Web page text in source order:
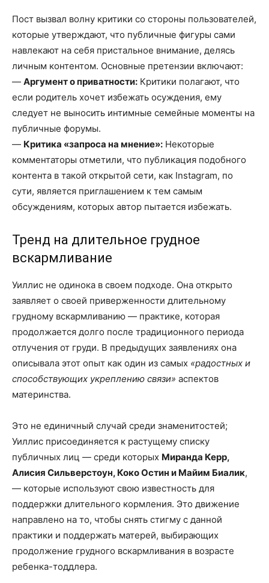
Пост вызвал волну критики со стороны пользователей,
которые утверждают, что публичные фигуры сами
навлекают на себя пристальное внимание, делясь
личным контентом. Основные претензии включают:
— Аргумент о приватности: Критики полагают, что
если родитель хочет избежать осуждения, ему
следует не выносить интимные семейные моменты на
публичные форумы.
— Критика «запроса на мнение»: Некоторые
комментаторы отметили, что публикация подобного
контента в такой открытой сети, как Instagram, по
сути, является приглашением к тем самым
обсуждениям, которых автор пытается избежать.
Тренд на длительное грудное
вскармливание
Уиллис не одинока в своем подходе. Она открыто
заявляет о своей приверженности длительному
грудному вскармливанию — практике, которая
продолжается долго после традиционного периода
отлучения от груди. В предыдущих заявлениях она
описывала этот опыт как один из самых «радостных и
способствующих укреплению связи» аспектов
материнства.
Это не единичный случай среди знаменитостей;
Уиллис присоединяется к растущему списку
публичных лиц — среди которых Миранда Керр,
Алисия Сильверстоун, Коко Остин и Майим Биалик,
— которые используют свою известность для
поддержки длительного кормления. Это движение
направлено на то, чтобы снять стигму с данной
практики и поддержать матерей, выбирающих
продолжение грудного вскармливания в возрасте
ребенка-тоддлера.